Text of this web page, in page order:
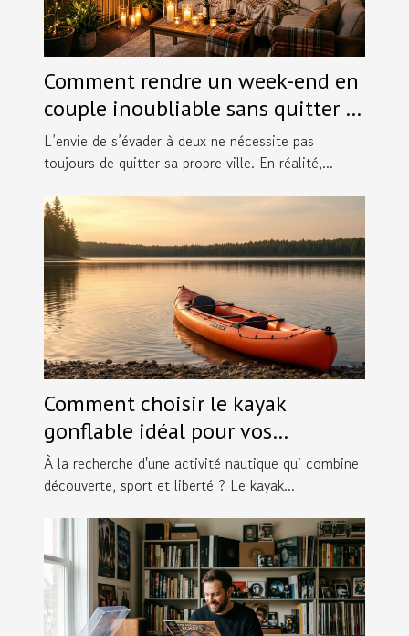
Comment rendre un week-end en
couple inoubliable sans quitter la
ville ?
L’envie de s’évader à deux ne nécessite pas
toujours de quitter sa propre ville. En réalité,...
Comment choisir le kayak
gonflable idéal pour vos
aventures ?
À la recherche d'une activité nautique qui combine
découverte, sport et liberté ? Le kayak...